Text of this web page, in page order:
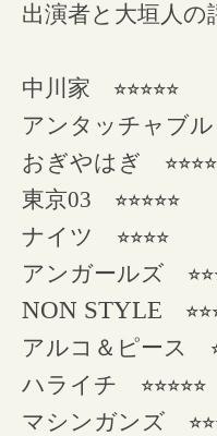
出演者と大垣人の
中川家 ⭐︎⭐︎⭐︎⭐︎⭐︎
アンタッチャブ
おぎやはぎ ⭐︎⭐︎⭐︎⭐︎
東京03 ⭐︎⭐︎⭐︎⭐︎⭐︎
ナイツ ⭐︎⭐︎⭐︎⭐︎
アンガールズ
NON STYLE
アルコ＆ピース
ハライチ ⭐︎⭐︎⭐︎⭐︎⭐︎
マシンガンズ